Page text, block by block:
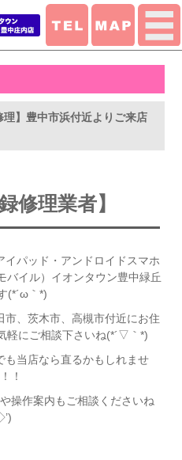
】豊中市浜付近よりご来店
修理業者】
パッド・アンドロイドスマホ
バイル）イオンタウン豊中緑丘
(*´ω｀*)
市、茨木市、高槻市付近にお住
軽にご相談下さいね(*´▽｀*)
も当店なら直るかもしれませ
！
操作案内もご相談くださいね
ゞ